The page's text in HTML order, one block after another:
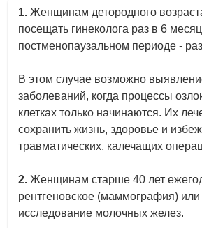
1. Женщинам детородного
посещать гинеколога раз в 6
постменопаузальном периоде -
В этом случае возможно
заболеваний, когда процессы
клетках только начинаются. Их
сохранить жизнь, здоровье и
травматических, калечащих
2. Женщинам старше 40 лет
рентгеновское (маммография) или
исследование молочных желез.